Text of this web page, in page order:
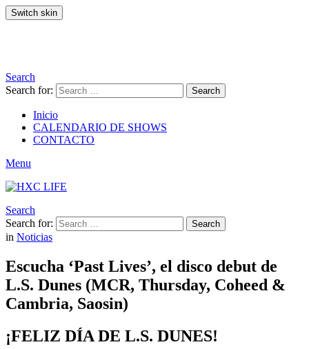
Switch skin
Search
Search for:
Search
Inicio
CALENDARIO DE SHOWS
CONTACTO
Menu
Search
Search for:
Search
in Noticias
Escucha ‘Past Lives’, el disco debut de
L.S. Dunes (MCR, Thursday, Coheed &
Cambria, Saosin)
¡FELIZ DÍA DE L.S. DUNES!